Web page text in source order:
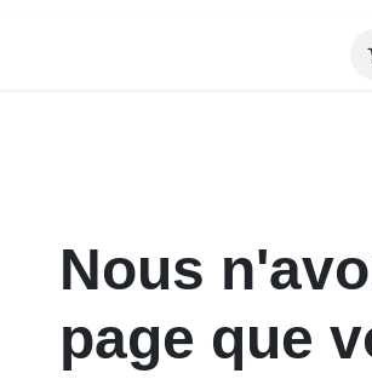
Erreur
Nous
page que